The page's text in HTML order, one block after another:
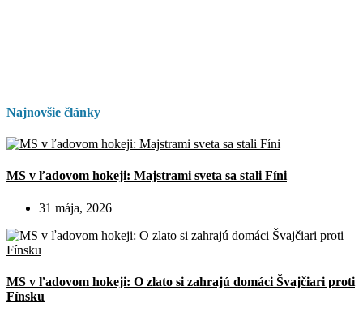
Najnovšie články
MS v ľadovom hokeji: Majstrami sveta sa stali Fíni
31 mája, 2026
MS v ľadovom hokeji: O zlato si zahrajú domáci Švajčiari proti
Fínsku